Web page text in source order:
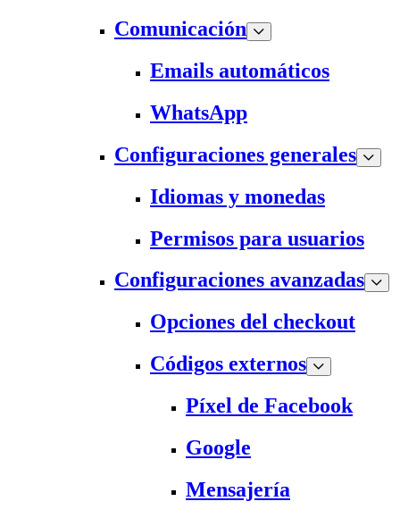
Comunicación
Emails automáticos
WhatsApp
Configuraciones generales
Idiomas y monedas
Permisos para usuarios
Configuraciones avanzadas
Opciones del checkout
Códigos externos
Píxel de Facebook
Google
Mensajería